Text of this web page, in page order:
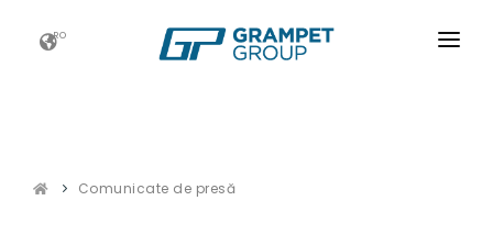
RO
NOUTATIComunicate de presă